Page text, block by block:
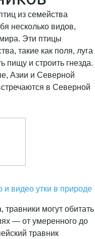
из семейства
несколько видов,
Эти птицы
такие как поля, луга
пищу и строить гнезда.
Азии и Северной
в Северной
видео утки в природе
травники могут обитать
— от умеренного до
травник